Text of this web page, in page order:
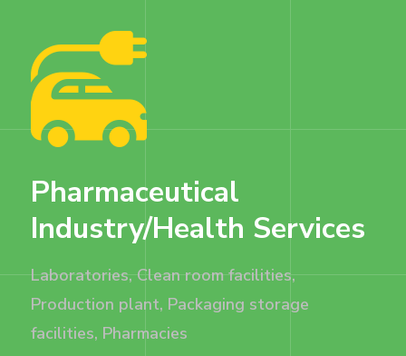
Pharmaceutical
Industry/Health Services
Laboratories, Clean room facilities,
Production plant, Packaging storage
facilities, Pharmacies